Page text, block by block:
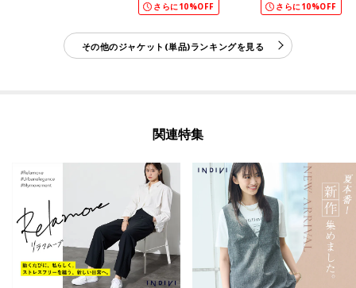
さらに10%OFF さらに10%OFF
その他のジャケット(単品)ランキングを見る
関連特集